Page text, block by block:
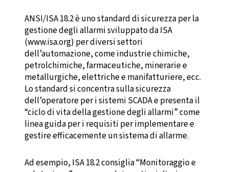
ANSI/ISA 18.2 è uno standard di sicurezza per la
gestione degli allarmi sviluppato da ISA
(www.isa.org) per diversi settori
dell’automazione, come industrie chimiche,
petrolchimiche, farmaceutiche, minerarie e
metallurgiche, elettriche e manifatturiere, ecc.
Lo standard si concentra sulla sicurezza
dell’operatore per i sistemi SCADA e presenta il
“ciclo di vita della gestione degli allarmi” come
linea guida per i requisiti per implementare e
gestire efficacemente un sistema di allarme.
Ad esempio, ISA 18.2 consiglia “Monitoraggio e